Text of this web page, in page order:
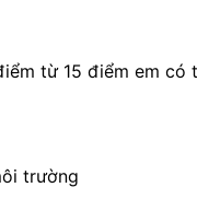
từ 15 điểm em có
trường